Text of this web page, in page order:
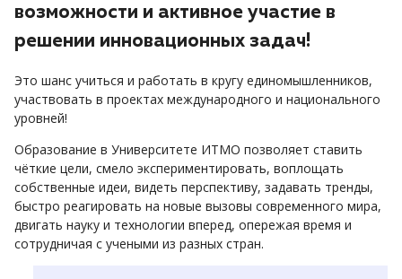
возможности и активное участие в
решении инновационных задач!
Это шанс учиться и работать в кругу единомышленников,
участвовать в проектах международного и национального
уровней!
Образование в Университете ИТМО позволяет ставить
чёткие цели, смело экспериментировать, воплощать
собственные идеи, видеть перспективу, задавать тренды,
быстро реагировать на новые вызовы современного мира,
двигать науку и технологии вперед, опережая время и
сотрудничая с учеными из разных стран.